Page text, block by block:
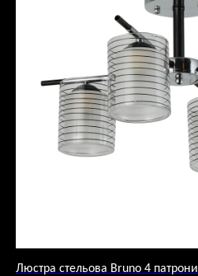
Люстра стельова Bruno 4 патрони